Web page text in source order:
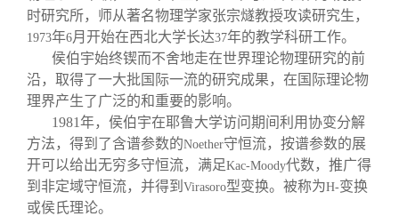
信息化服务
三创大赛
实用信息
总会简介
会长致辞
总会章程
理事会名单
关闭
时研究所，师从著名物理学家张宗燧教授攻读研究生，
1973年6月开始在西北大学长达37年的教学科研工作。
侯伯宇始终锲而不舍地走在世界理论物理研究的前
沿，取得了一大批国际一流的研究成果，在国际理论物
理界产生了广泛的和重要的影响。
1981年，侯伯宇在耶鲁大学访问期间利用协变分解
方法，得到了含谱参数的Noether守恒流，按谱参数的展
开可以给出无穷多守恒流，满足Kac-Moody代数，推广得
到非定域守恒流，并得到 Virasoro型变换。被称为H-变换
或侯氏理论。